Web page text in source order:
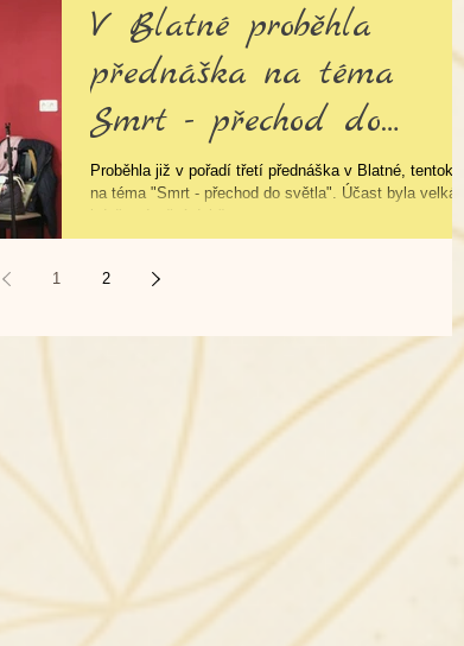
V Blatné proběhla
přednáška na téma
Smrt - přechod do
světla
Proběhla již v pořadí třetí přednáška v Blatné, tentokrát
na téma "Smrt - přechod do světla". Účast byla velká, i
když v dnešní době...
1 2